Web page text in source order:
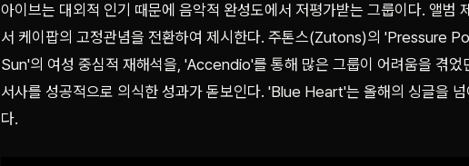
아이브는 대외적 인기 때문에 음악적 완성도에서 저평가받는 그룹이다. 앨범
서 케이팝의 고정관념을 전환하여 제시한다. 주톤스(Zutons)의 'Pressure
Sun'의 여성 중심적 재해석을, 'Accendio'를 통해 많은 그룹이 어려움을 겪었
서사를 성공적으로 의식한 성과가 돋보인다. 'Blue Heart'는 올해의 싱글을
다.